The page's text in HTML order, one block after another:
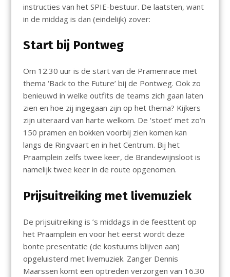
instructies van het SPIE-bestuur. De laatsten, want
in de middag is dan (eindelijk) zover:
Start bij Pontweg
Om 12.30 uur is de start van de Pramenrace met
thema ‘Back to the Future’ bij de Pontweg. Ook zo
benieuwd in welke outfits de teams zich gaan laten
zien en hoe zij ingegaan zijn op het thema? Kijkers
zijn uiteraard van harte welkom. De ‘stoet’ met zo’n
150 pramen en bokken voorbij zien komen kan
langs de Ringvaart en in het Centrum. Bij het
Praamplein zelfs twee keer, de Brandewijnsloot is
namelijk twee keer in de route opgenomen.
Prijsuitreiking met livemuziek
De prijsuitreiking is ’s middags in de feesttent op
het Praamplein en voor het eerst wordt deze
bonte presentatie (de kostuums blijven aan)
opgeluisterd met livemuziek. Zanger Dennis
Maarssen komt een optreden verzorgen van 16.30